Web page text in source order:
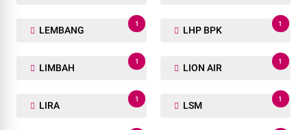
LEMBANG
1
LHP BPK
1
LIMBAH
1
LION AIR
1
LIRA
1
LSM
1